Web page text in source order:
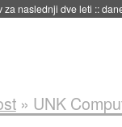
za naslednji dve leti ::
» UNK